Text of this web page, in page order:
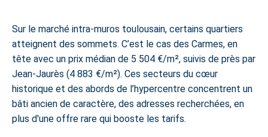
Sur le marché intra-muros toulousain, certains quartiers
atteignent des sommets. C’est le cas des Carmes, en
tête avec un prix médian de 5 504 €/m², suivis de près par
Jean-Jaurès (4 883 €/m²). Ces secteurs du cœur
historique et des abords de l’hypercentre concentrent un
bâti ancien de caractère, des adresses recherchées, en
plus d'une offre rare qui booste les tarifs.